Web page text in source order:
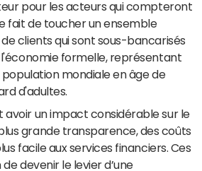
pour les acteurs qui compteront
fait de toucher un ensemble
clients qui sont sous-bancarisés
formelle, représentant
mondiale en âge de
d'adultes.
avoir un impact considérable sur le
grande transparence, des coûts
facile aux services financiers. Ces
devenir le levier d’une